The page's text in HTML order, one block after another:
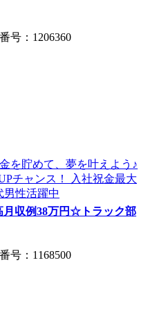
号：1206360
収例38万円☆トラック部
号：1168500